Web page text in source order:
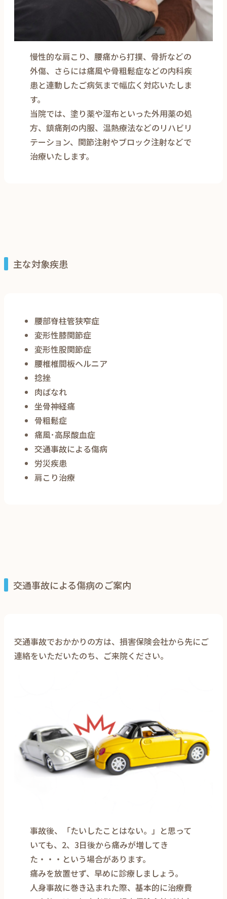
慢性的な肩こり、腰痛から打撲、骨折などの
外傷、さらには痛風や骨粗鬆症などの内科疾
患と連動したご病気まで幅広く対応いたしま
す。
当院では、塗り薬や湿布といった外用薬の処
方、鎮痛剤の内服、温熱療法などのリハビリ
テーション、関節注射やブロック注射などで
治療いたします。
主な対象疾患
腰部脊柱管狭窄症
変形性膝関節症
変形性股関節症
腰椎椎間板ヘルニア
捻挫
肉ばなれ
坐骨神経痛
骨粗鬆症
痛風･高尿酸血症
交通事故による傷病
労災疾患
肩こり治療
交通事故による傷病のご案内
交通事故でおかかりの方は、損害保険会社から先にご
連絡をいただいたのち、ご来院ください。
事故後、「たいしたことはない。」と思って
いても、2、3日後から痛みが増してき
た・・・という場合があります。
痛みを放置せず、早めに診療しましょう。
人身事故に巻き込まれた際、基本的に治療費